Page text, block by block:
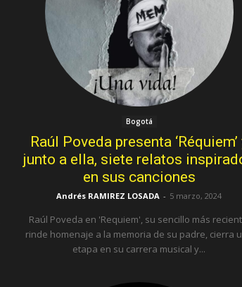
Bogotá
Raúl Poveda presenta ‘Réquiem’
junto a ella, siete relatos
en sus canciones
Andrés RAMIREZ LOSADA - 5 marzo, 2024
Raúl Poveda en 'Requiem', su sencillo más
rinde homenaje a la memoria de su padre, cierra
etapa en su carrera musical y...